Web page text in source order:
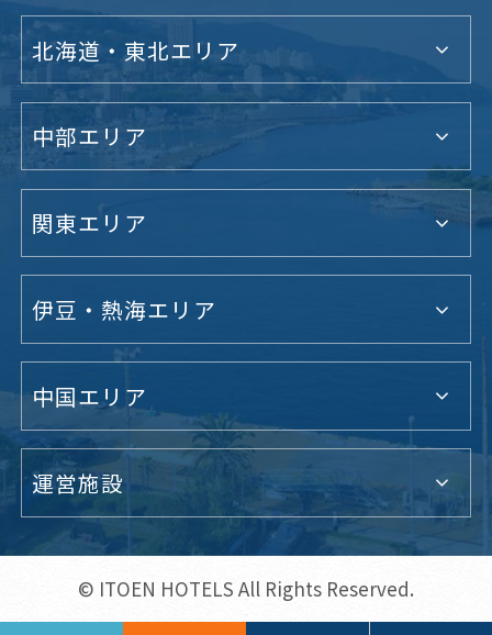
北海道・東北エリア
中部エリア
関東エリア
伊豆・熱海エリア
中国エリア
運営施設
© ITOEN HOTELS All Rights Reserved.